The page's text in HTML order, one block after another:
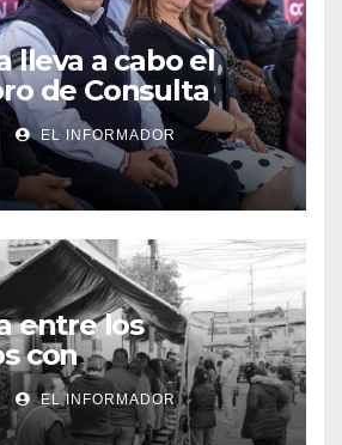
lleva a cabo el
de Consulta
EL INFORMADOR
entre los
con
en el servicio de
EL INFORMADOR